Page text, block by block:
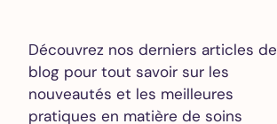
Découvrez nos derniers articles de
blog pour tout savoir sur les
nouveautés et les meilleures
pratiques en matière de soins